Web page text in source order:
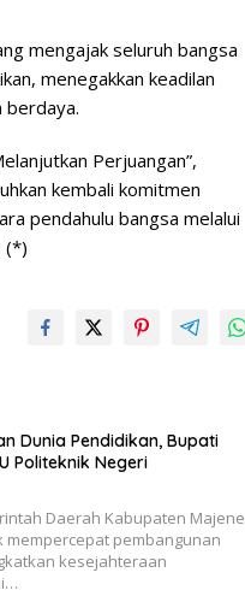
mengajak seluruh bangsa
menegakkan keadilan
berdaya.
Perjuangan”,
kembali komitmen
pendahulu bangsa melalui
(*)
Dunia Pendidikan, Bupati
Politeknik Negeri
Daerah Kabupaten Majene
mempercepat pembangunan
kesejahteraan